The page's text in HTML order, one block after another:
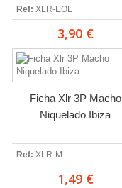
Ref: XLR-EOL
3,90 €
Ficha Xlr 3P Macho
Niquelado Ibiza
Ref: XLR-M
1,49 €